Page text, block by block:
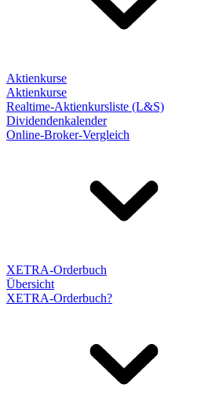
Aktienkurse
Aktienkurse
Realtime-Aktienkursliste (L&S)
Dividendenkalender
Online-Broker-Vergleich
XETRA-Orderbuch
Übersicht
XETRA-Orderbuch?